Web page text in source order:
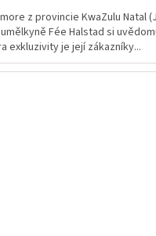
z provincie KwaZulu Natal
Fée Halstad si
exkluzivity je její zákazníky...